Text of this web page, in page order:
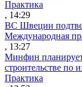
Практика
, 14:29
ВС Швеции
Международная
, 13:27
Минфин планирует
строительстве по
Практика